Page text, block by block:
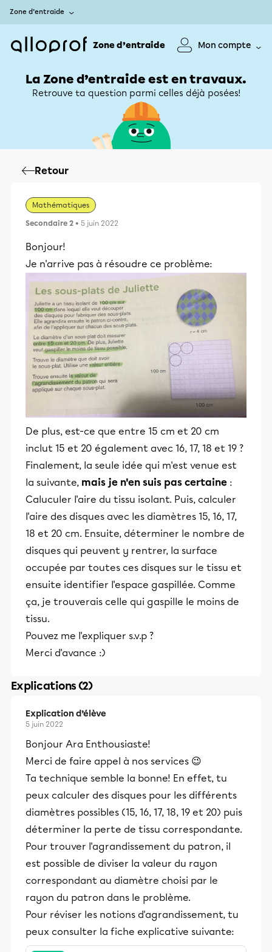
Zone d’entraide
Zone d’entraide Mon compte
La Zone d’entraide est en travaux.
Retrouve ta question parmi celles déjà posées!
Retour
Mathématiques
Secondaire 2 • 5 juin 2022
Bonjour!
Je n'arrive pas à résoudre ce problème:
De plus, est-ce que entre 15 cm et 20 cm
inclut 15 et 20 également avec 16, 17, 18 et 19 ?
Finalement, la seule idée qui m'est venue est
la suivante, mais je n'en suis pas certaine :
Caluculer l'aire du tissu isolant. Puis, calculer
l'aire des disques avec les diamètres 15, 16, 17,
18 et 20 cm. Ensuite, déterminer le nombre de
disques qui peuvent y rentrer, la surface
occupée par toutes ces disques sur le tissu et
ensuite identifier l'espace gaspillée. Comme
ça, je trouverais celle qui gaspille le moins de
tissu.
Pouvez me l'expliquer s.v.p ?
Merci d'avance :)
Explications (2)
Explication d’élève
5 juin 2022
Bonjour Ara Enthousiaste!
Merci de faire appel à nos services 😉
Ta technique semble la bonne! En effet, tu
peux calculer des disques pour les différents
diamètres possibles (15, 16, 17, 18, 19 et 20) puis
déterminer la perte de tissu correspondante.
Pour trouver l'agrandissement du patron, il
est possible de diviser la valeur du rayon
correspondant au diamètre choisi par le
rayon du patron dans le problème.
Pour réviser les notions d'agrandissement, tu
peux consulter la fiche explicative suivante: